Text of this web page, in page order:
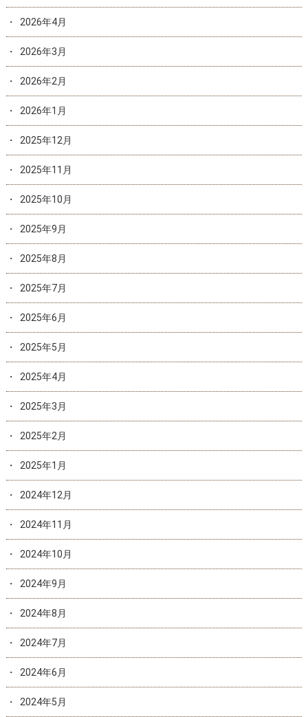
2026年4月
2026年3月
2026年2月
2026年1月
2025年12月
2025年11月
2025年10月
2025年9月
2025年8月
2025年7月
2025年6月
2025年5月
2025年4月
2025年3月
2025年2月
2025年1月
2024年12月
2024年11月
2024年10月
2024年9月
2024年8月
2024年7月
2024年6月
2024年5月